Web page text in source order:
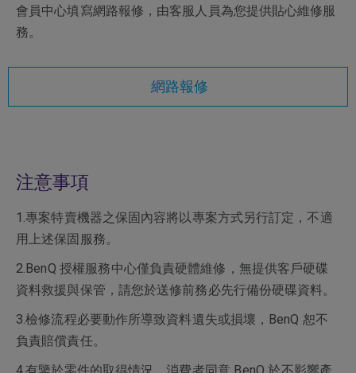
會員中心填寫網路報修，由客服人員為您提供貼心維修服
務。
網路報修
注意事項
1.專案特賣機器之保固內容將以專案方式另行訂定，不適
用上述保固服務。
2.BenQ 授權服務中心僅負責硬體維修，無提供客戶硬碟
資料救援與保管，請您於送修前務必先行備份硬碟資料。
3.檢修流程必要動作所導致資料遺失或損壞，BenQ 恕不
負責賠償責任。